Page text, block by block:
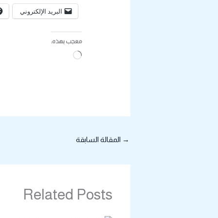
البريد الإلكتروني
معجب بهذه:
جاري
→ المقالة السابقة
Related Posts